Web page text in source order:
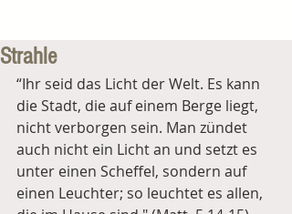
Strahle
“Ihr seid das Licht der Welt. Es kann
die Stadt, die auf einem Berge liegt,
nicht verborgen sein. Man zündet
auch nicht ein Licht an und setzt es
unter einen Scheffel, sondern auf
einen Leuchter; so leuchtet es allen,